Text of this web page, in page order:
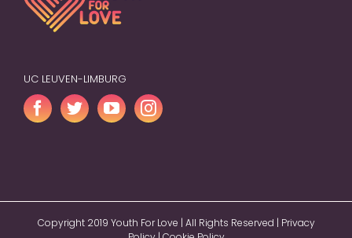
UC LEUVEN-LIMBURG
Copyright 2019 Youth For Love | All Rights Reserved | Privacy